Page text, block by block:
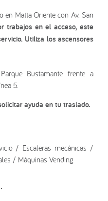
en Matta Oriente con Av. San
trabajos en el acceso, este
Utiliza los ascensores
Bustamante frente a
5.
ayuda en tu traslado.
/ Escaleras mecánicas /
/ Máquinas Vending